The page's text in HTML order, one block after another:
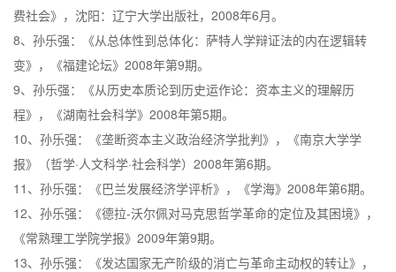
费社会》，沈阳：辽宁大学出版社，2008年6月。
8、孙乐强：《从总体性到总体化：萨特人学辩证法的内在逻辑转
变》，《福建论坛》2008年第9期。
9、孙乐强：《从历史本质论到历史运作论：资本主义的理解历
程》，《湖南社会科学》2008年第5期。
10、孙乐强：《垄断资本主义政治经济学批判》，《南京大学学
报》（哲学·人文科学·社会科学）2008年第6期。
11、孙乐强：《巴兰发展经济学评析》，《学海》2008年第6期。
12、孙乐强：《德拉-沃尔佩对马克思哲学革命的定位及其困境》，
《常熟理工学院学报》2009年第9期。
13、孙乐强：《发达国家无产阶级的消亡与革命主动权的转让》，